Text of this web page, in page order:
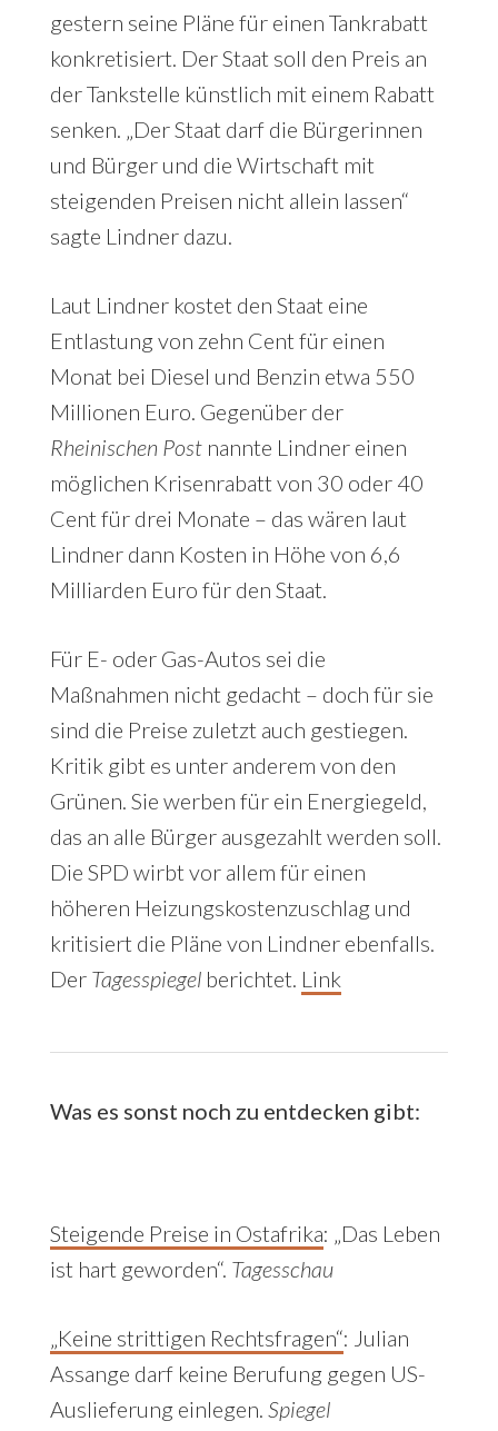
gestern seine Pläne für einen Tankrabatt
konkretisiert. Der Staat soll den Preis an
der Tankstelle künstlich mit einem Rabatt
senken. „Der Staat darf die Bürgerinnen
und Bürger und die Wirtschaft mit
steigenden Preisen nicht allein lassen“
sagte Lindner dazu.
Laut Lindner kostet den Staat eine
Entlastung von zehn Cent für einen
Monat bei Diesel und Benzin etwa 550
Millionen Euro. Gegenüber der
Rheinischen Postnannte Lindner einen
möglichen Krisenrabatt von 30 oder 40
Cent für drei Monate – das wären laut
Lindner dann Kosten in Höhe von 6,6
Milliarden Euro für den Staat.
Für E- oder Gas-Autos sei die
Maßnahmen nicht gedacht – doch für sie
sind die Preise zuletzt auch gestiegen.
Kritik gibt es unter anderem von den
Grünen. Sie werben für ein Energiegeld,
das an alle Bürger ausgezahlt werden soll.
Die SPD wirbt vor allem für einen
höheren Heizungskostenzuschlag und
kritisiert die Pläne von Lindner ebenfalls.
Der Tagesspiegelberichtet. Link
Was es sonst noch zu entdecken gibt:
Steigende Preise in Ostafrika:
„Das Leben
ist hart geworden“. Tagesschau
„Keine strittigen Rechtsfragen“: Julian
Assange darf keine Berufung gegen US-
Auslieferung einlegen. Spiegel